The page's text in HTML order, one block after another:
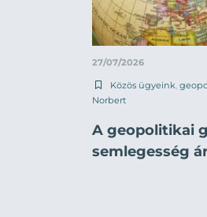
27/07/2026
Közös ügyeink
Norbert
A geopolitikai
semlegesség